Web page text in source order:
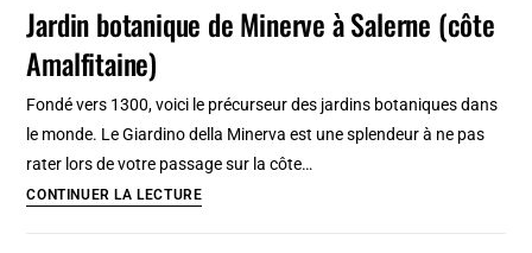
Porto
considérer
vous
êtes
Jardin botanique de Minerve à Salerne (côte
Amalfitaine)
Fondé vers 1300, voici le précurseur des jardins botaniques dans
le monde. Le Giardino della Minerva est une splendeur à ne pas
rater lors de votre passage sur la côte…
CONTINUER LA LECTUREJardin